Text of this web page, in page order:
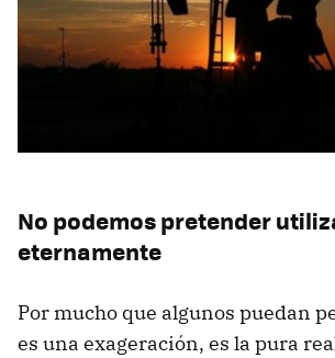
No podemos pretender
eternamente
Por mucho que algunos puedan
es una exageración, es la pura